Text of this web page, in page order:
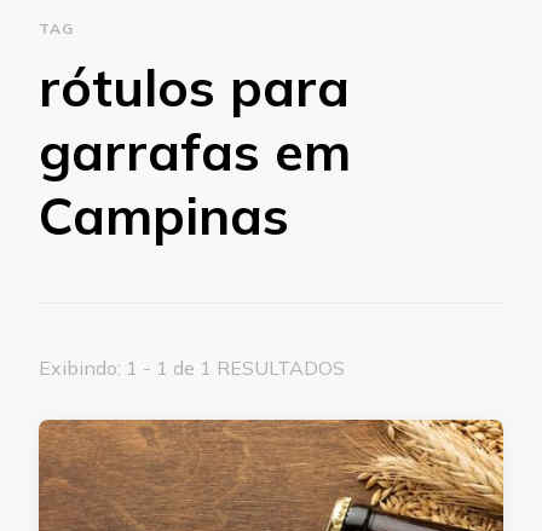
TAG
rótulos para
garrafas em
Campinas
Exibindo: 1 - 1 de 1 RESULTADOS